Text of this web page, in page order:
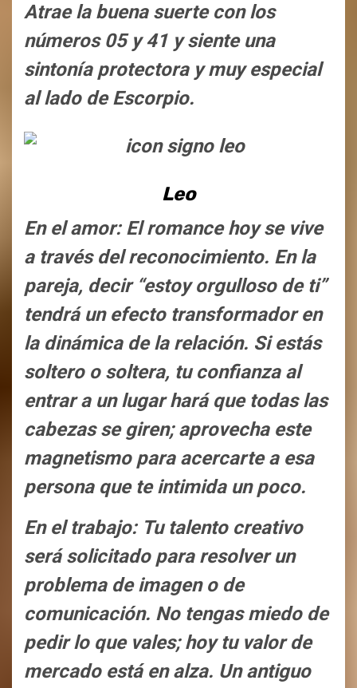
Atrae la buena suerte con los
números 05 y 41 y siente una
sintonía protectora y muy especial
al lado de Escorpio.
Leo
En el amor: El romance hoy se vive
a través del reconocimiento. En la
pareja, decir “estoy orgulloso de ti”
tendrá un efecto transformador en
la dinámica de la relación. Si estás
soltero o soltera, tu confianza al
entrar a un lugar hará que todas las
cabezas se giren; aprovecha este
magnetismo para acercarte a esa
persona que te intimida un poco.
En el trabajo: Tu talento creativo
será solicitado para resolver un
problema de imagen o de
comunicación. No tengas miedo de
pedir lo que vales; hoy tu valor de
mercado está en alza. Un antiguo